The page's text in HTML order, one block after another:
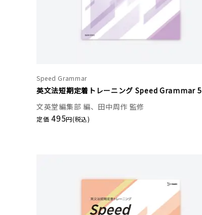
Speed Grammar
英文法短期定着トレーニング Speed Grammar 5
文英堂編集部 編、田中周作 監修
定価495円(税込)